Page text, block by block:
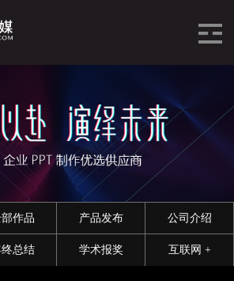
作品 产品发布 公司介绍
总结 学术报奖 互联网 +